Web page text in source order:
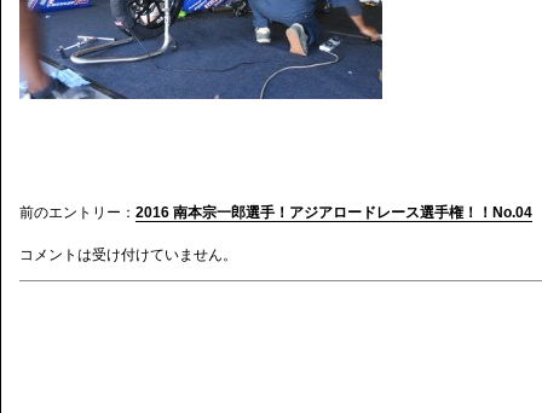
前のエントリー： 2016 南本宗一郎選手！アジアロードレース選手権！！No.04
コメントは受け付けていません。